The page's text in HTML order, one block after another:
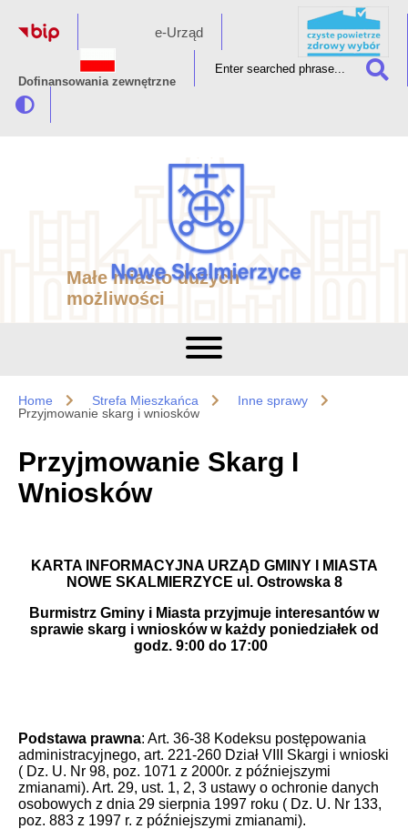
e-Urząd
Dofinansowania zewnętrzne
Małe miasto dużych
możliwości
Home Strefa Mieszkańca
Inne sprawy
Przyjmowanie skarg i wniosków
Przyjmowanie Skarg I
Wniosków
KARTA INFORMACYJNA URZĄD GMINY I MIASTA
NOWE SKALMIERZYCE ul. Ostrowska 8
Burmistrz Gminy i Miasta przyjmuje interesantów w
sprawie skarg i wniosków w każdy poniedziałek od
godz. 9:00 do 17:00
Podstawa prawna: Art. 36-38 Kodeksu postępowania
administracyjnego, art. 221-260 Dział VIII Skargi i wnioski
( Dz. U. Nr 98, poz. 1071 z 2000r. z późniejszymi
zmianami). Art. 29, ust. 1, 2, 3 ustawy o ochronie danych
osobowych z dnia 29 sierpnia 1997 roku ( Dz. U. Nr 133,
poz. 883 z 1997 r. z późniejszymi zmianami).